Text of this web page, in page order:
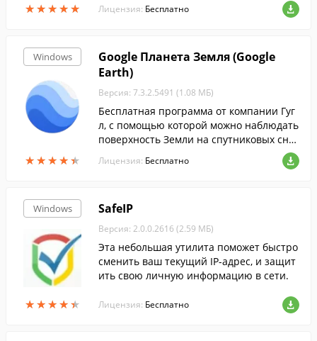
★★★★★
★★★★★ Лицензия: Бесплатно
Windows
★★★★★
★★★★★
Google Планета Земля (Google
Earth)
Версия: 7.3.2.5491 (1.08 МБ)
Бесплатная программа от компании Гуг
л, с помощью которой можно наблюдать
поверхность Земли на спутниковых сни
мках с хорошим разрешением, а также о
брабатывать и анализировать геоданны
Лицензия: Бесплатно
Windows
★★★★★
★★★★★
SafeIP
Версия: 2.0.0.2616 (2.59 МБ)
Эта небольшая утилита поможет быстро
сменить ваш текущий IP-адрес, и защит
ить свою личную информацию в сети.
Лицензия: Бесплатно